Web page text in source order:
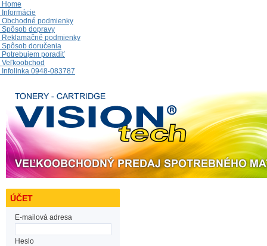
Home
Informácie
Obchodné podmienky
Spôsob dopravy
Reklamačné podmienky
Spôsob doručenia
Potrebujem poradiť
Veľkoobchod
Infolinka 0948-083787
ÚČET
E-mailová adresa
Heslo